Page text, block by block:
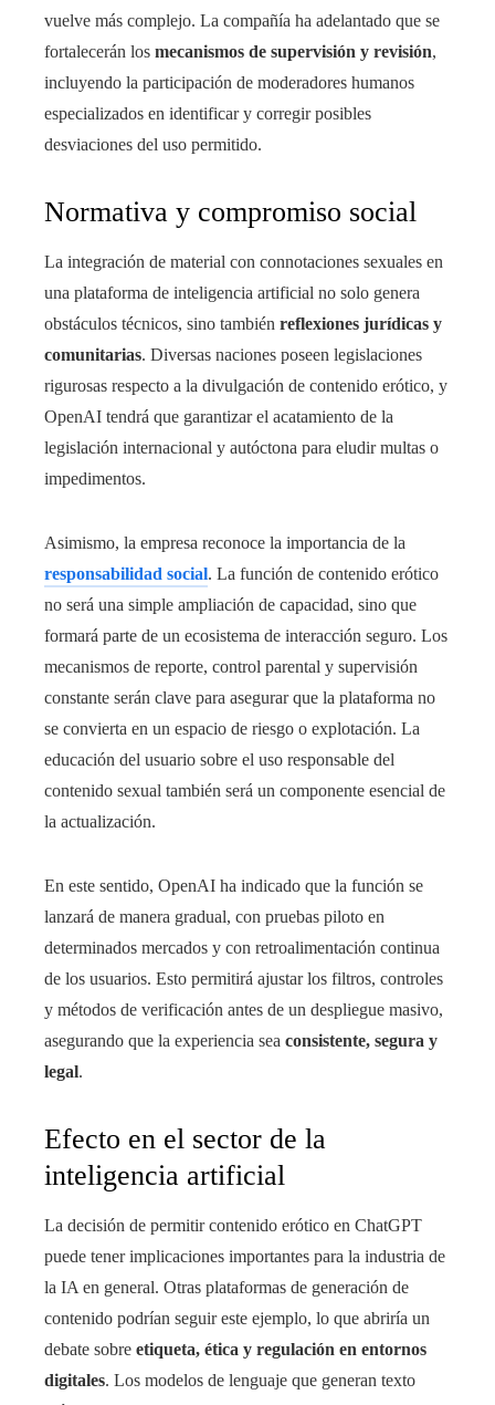
vuelve más complejo. La compañía ha adelantado que se
fortalecerán los mecanismos de supervisión y revisión,
incluyendo la participación de moderadores humanos
especializados en identificar y corregir posibles
desviaciones del uso permitido.
Normativa y compromiso social
La integración de material con connotaciones sexuales en
una plataforma de inteligencia artificial no solo genera
obstáculos técnicos, sino también reflexiones jurídicas y
comunitarias. Diversas naciones poseen legislaciones
rigurosas respecto a la divulgación de contenido erótico, y
OpenAI tendrá que garantizar el acatamiento de la
legislación internacional y autóctona para eludir multas o
impedimentos.
Asimismo, la empresa reconoce la importancia de la
responsabilidad social. La función de contenido erótico
no será una simple ampliación de capacidad, sino que
formará parte de un ecosistema de interacción seguro. Los
mecanismos de reporte, control parental y supervisión
constante serán clave para asegurar que la plataforma no
se convierta en un espacio de riesgo o explotación. La
educación del usuario sobre el uso responsable del
contenido sexual también será un componente esencial de
la actualización.
En este sentido, OpenAI ha indicado que la función se
lanzará de manera gradual, con pruebas piloto en
determinados mercados y con retroalimentación continua
de los usuarios. Esto permitirá ajustar los filtros, controles
y métodos de verificación antes de un despliegue masivo,
asegurando que la experiencia sea consistente, segura y
legal.
Efecto en el sector de la
inteligencia artificial
La decisión de permitir contenido erótico en ChatGPT
puede tener implicaciones importantes para la industria de
la IA en general. Otras plataformas de generación de
contenido podrían seguir este ejemplo, lo que abriría un
debate sobre etiqueta, ética y regulación en entornos
digitales. Los modelos de lenguaje que generan texto